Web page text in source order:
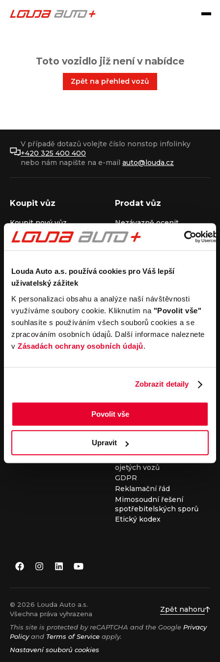
Louda Auto a.s. používá cookies pro Váš lepší
uživatelský zážitek
K personalizaci obsahu a analýze naší návštěvnosti
využíváme soubory cookie. Kliknutím na "Povolit vše"
souhlasíte s používáním všech souborů cookies a se
zpracováním osobních údajů. Další informace naleznete
v Zásadách ochrany osobních údajů.
Zobrazit detaily
Povolit vše
Upravit
Toto vozidlo již není v nabídce
Zpět na přehled vozů
V případě dotazů volejte číslo nonstop infolinky
+420 325 400 400
nebo nám napište na e-mail auto@louda.cz
Koupit vůz
Koupit nový vůz
Koupit ojetý vůz
Koupit užitkový vůz
Prodat vůz
Nezávazně ocenit
Průběh výkupu vozu
Pronájem
Carsharing
Autopůjčovna
Operativní leasing
Společnost
Louda Auto+ Poděbrady
Obytné vozy
Novinky
Kariéra
Servisní služby
Servis
Důležité odkazy
Cookies
Všeobecné obchodní
podmínky pro online
vozidel
Všeobecné obchodní
podmínky pro provádění
servisních prací
Všeobecné obchodní
podmínky při nákupu
ojetých vozů
GDPR
Reklamační řád
Mimosoudní řešení
spotřebitelských sporů
Etický kodex
© 2026 Louda Auto a.s.
Všechna práva vyhrazena
Zpět nahoru
This site is protected by reCAPTCHA and the Google Privacy
Policyand Terms of Service apply.
Nastavení souborů cookies